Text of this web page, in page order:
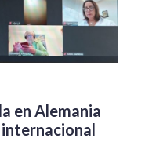
en Alemania